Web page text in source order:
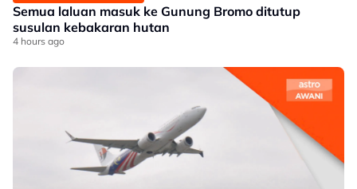
Semua laluan masuk ke Gunung Bromo ditutup
susulan kebakaran hutan
4 hours ago